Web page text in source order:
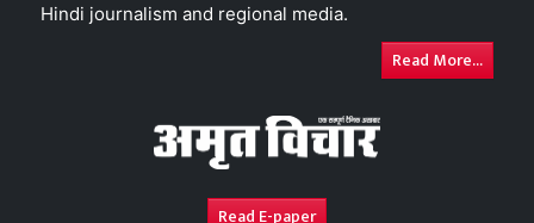
Hindi journalism and regional media.
Read More...
Read E-paper